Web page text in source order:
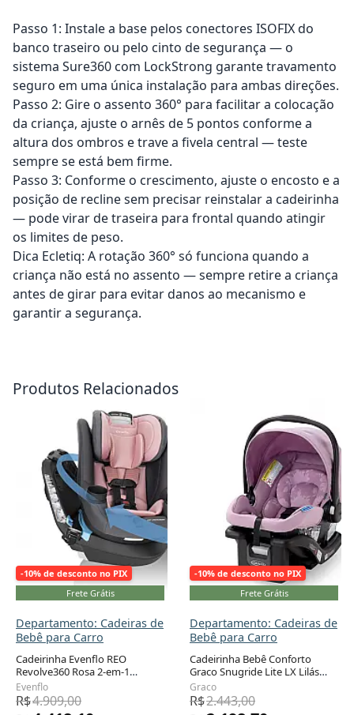
Passo 1: Instale a base pelos conectores ISOFIX do
banco traseiro ou pelo cinto de segurança — o
sistema Sure360 com LockStrong garante travamento
seguro em uma única instalação para ambas direções.
Passo 2: Gire o assento 360° para facilitar a colocação
da criança, ajuste o arnês de 5 pontos conforme a
altura dos ombros e trave a fivela central — teste
sempre se está bem firme.
Passo 3: Conforme o crescimento, ajuste o encosto e a
posição de recline sem precisar reinstalar a cadeirinha
— pode virar de traseira para frontal quando atingir
os limites de peso.
Dica Ecletiq: A rotação 360° só funciona quando a
criança não está no assento — sempre retire a criança
antes de girar para evitar danos ao mecanismo e
garantir a segurança.
Produtos Relacionados
-10% de desconto no PIX
Frete Grátis
Departamento: Cadeiras de
Bebê para Carro
Cadeirinha Evenflo REO
Revolve360 Rosa 2-em-1
Rotação 360° 1,8 a 18,1 kg
Adicionar ao carrinho
Evenflo
R$4.909,00
-10% de desconto no PIX
Frete Grátis
Departamento: Cadeiras de
Bebê para Carro
Cadeirinha Bebê Conforto
Graco Snugride Lite LX Lilás
Mod Sistema LATCH Base
Ajustável
Graco
R$2.443,00
Adicionar ao carrinho Adicionar ao carrinho